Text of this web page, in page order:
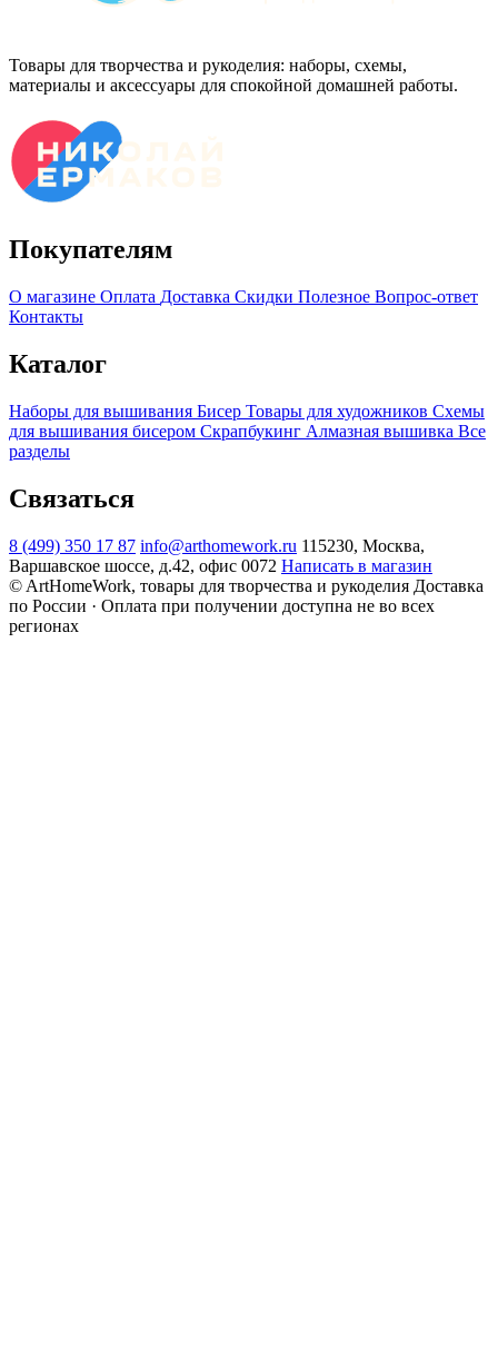
Товары для творчества и рукоделия: наборы, схемы,
материалы и аксессуары для спокойной домашней работы.
Покупателям
О магазине Оплата Доставка Скидки Полезное Вопрос-ответ
Контакты
Каталог
Наборы для вышивания Бисер Товары для художников Схемы
для вышивания бисером Скрапбукинг Алмазная вышивка Все
разделы
Связаться
8 (499) 350 17 87 info@arthomework.ru 115230, Москва,
Варшавское шоссе, д.42, офис 0072 Написать в магазин
© ArtHomeWork, товары для творчества и рукоделия Доставка
по России · Оплата при получении доступна не во всех
регионах